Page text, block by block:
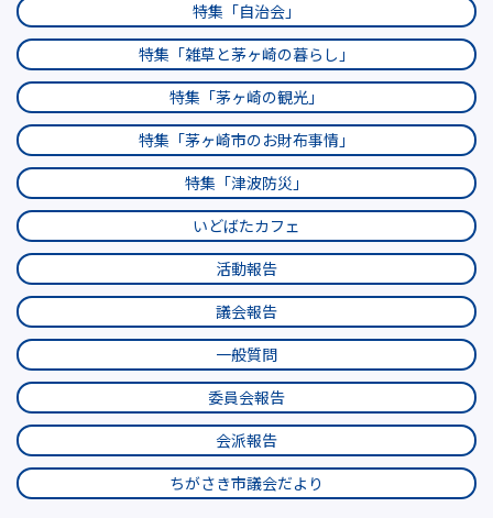
特集「自治会」
特集「雑草と茅ヶ崎の暮らし」
特集「茅ヶ崎の観光」
特集「茅ヶ崎市のお財布事情」
特集「津波防災」
いどばたカフェ
活動報告
議会報告
一般質問
委員会報告
会派報告
ちがさき市議会だより